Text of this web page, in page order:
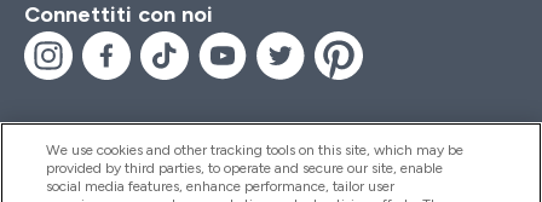
Connettiti con noi
Aiuto & Informazioni
We use cookies and other tracking tools on this site, which may be
provided by third parties, to operate and secure our site, enable
social media features, enhance performance, tailor user